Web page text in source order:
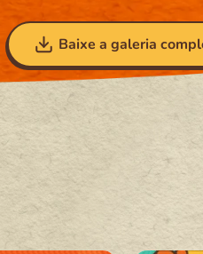
Baixe a galeria